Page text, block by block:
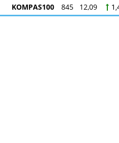
KOMPAS100 845 12,09
1,45% LQ45 640 9,44